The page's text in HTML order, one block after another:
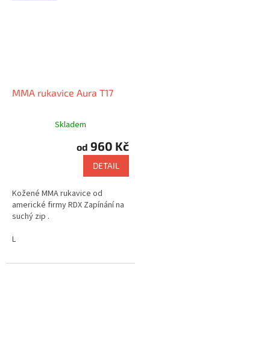
MMA rukavice Aura T17
Skladem
od 960 Kč
DETAIL
Kožené MMA rukavice od
americké firmy RDX Zapínání na
suchý zip .
L